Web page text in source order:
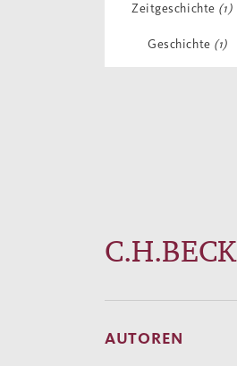
Zeitgeschichte (1)
Geschichte (1)
C.H.BECK
AUTOREN